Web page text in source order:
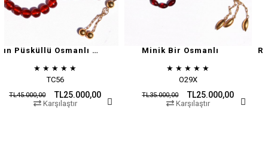
Altın Püsküllü Osmanlı Zar
TL25.000,00
Minik Bir Osmanlı
TL25.000,00
TL35.000,00 TL45.000,00